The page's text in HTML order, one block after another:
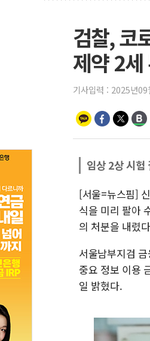
검찰, 코
제약 2세
기사입력 : 2025년
임상 2상 시험
[서울=뉴스핌]
식을 미리 팔아
의 처분을 내렸
서울남부지검
중요 정보 이용
일 밝혔다.